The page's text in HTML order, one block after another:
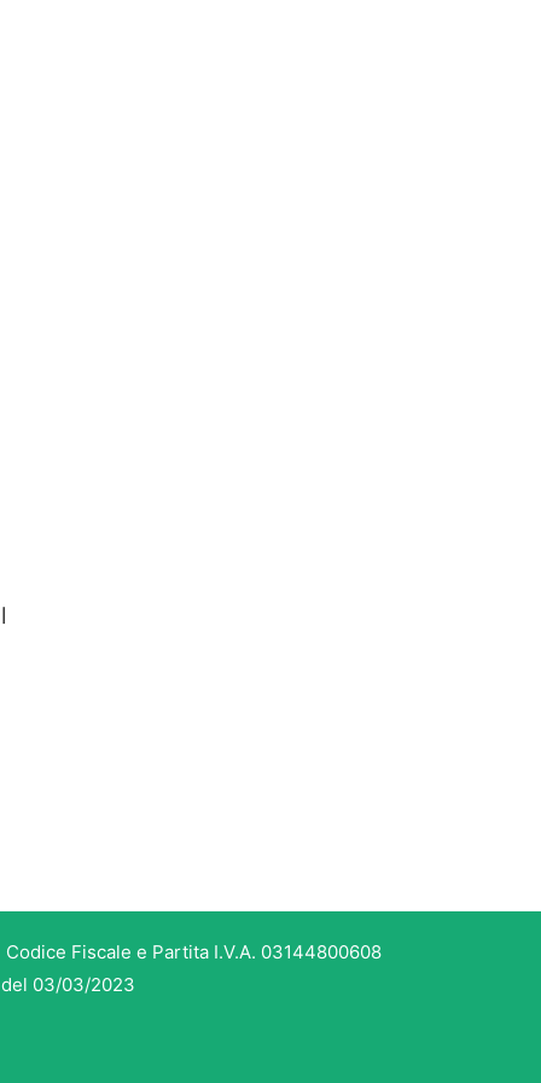
Fiscale e Partita I.V.A. 03144800608
03/03/2023